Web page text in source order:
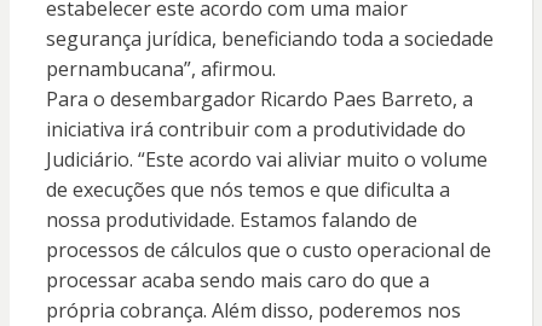
estabelecer este acordo com uma maior
segurança jurídica, beneficiando toda a sociedade
pernambucana”, afirmou.
Para o desembargador Ricardo Paes Barreto, a
iniciativa irá contribuir com a produtividade do
Judiciário. “Este acordo vai aliviar muito o volume
de execuções que nós temos e que dificulta a
nossa produtividade. Estamos falando de
processos de cálculos que o custo operacional de
processar acaba sendo mais caro do que a
própria cobrança. Além disso, poderemos nos